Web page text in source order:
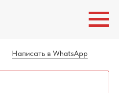
Написать в WhatsApp